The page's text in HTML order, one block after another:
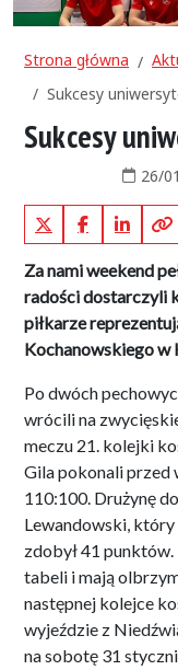
Strona główna
Sukcesy
Sukcesy
Data
26/
X (Twitter)FacebookLinkedIn
Za nami weekend
radości dostarczyli
piłkarze
Kochanowskiego w
Po dwóch
wrócili na
meczu 21. kolejki
Gila pokonali przed
110:100. Drużynę
Lewandowski, który
zdobył 41 punktów.
tabeli i mają
następnej kolejce
wyjeździe z
na sobotę 31